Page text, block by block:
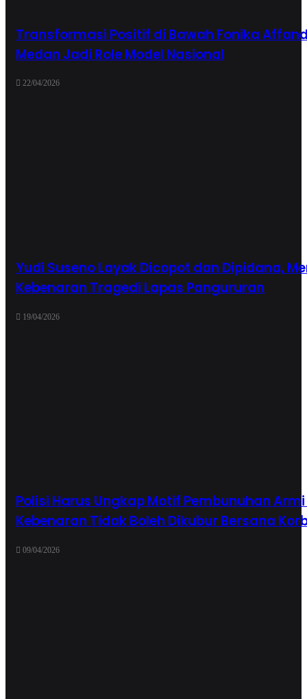
Transformasi Positif di Bawah Fonika
Medan Jadi Role Model Nasional
22/04/2026
Yudi Suseno Layak Dicopot dan Dipidana,
Kebenaran Tragedi Lapas Pangururan
19/04/2026
Polisi Harus Ungkap Motif Pembunuhan
Kebenaran Tidak Boleh Dikubur Bersana
09/04/2026